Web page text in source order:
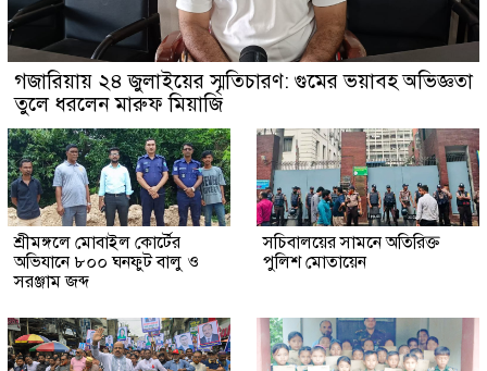
গজারিয়ায় ২৪ জুলাইয়ের স্মৃতিচারণ: গুমের ভয়াবহ অভিজ্ঞতা
তুলে ধরলেন মারুফ মিয়াজি
শ্রীমঙ্গলে মোবাইল কোর্টের
অভিযানে ৮০০ ঘনফুট বালু ও
সরঞ্জাম জব্দ
সচিবালয়ের সামনে অতিরিক্ত
পুলিশ মোতায়েন